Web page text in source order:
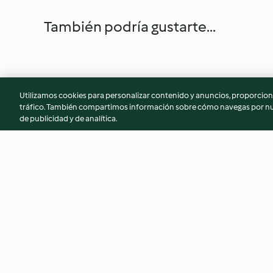
También podría gustarte...
Utilizamos cookies para personalizar contenido y anuncios,
tráfico. También compartimos información sobre cómo navegas por
de publicidad y de analítica.